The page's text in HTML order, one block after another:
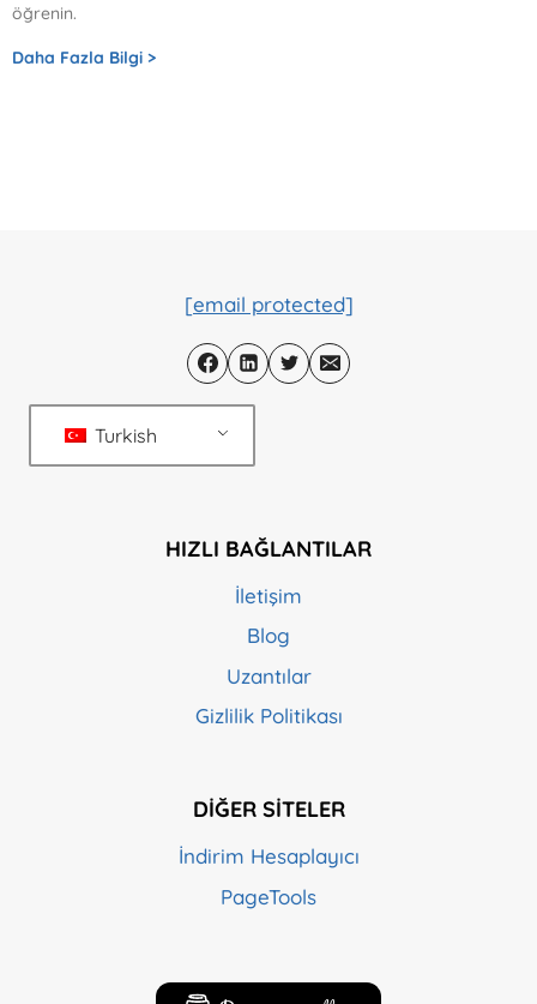
öğrenin.
Daha Fazla Bilgi >
[email protected]
Turkish
HIZLI BAĞLANTILAR
İletişim
Blog
Uzantılar
Gizlilik Politikası
DIĞER SITELER
İndirim Hesaplayıcı
PageTools